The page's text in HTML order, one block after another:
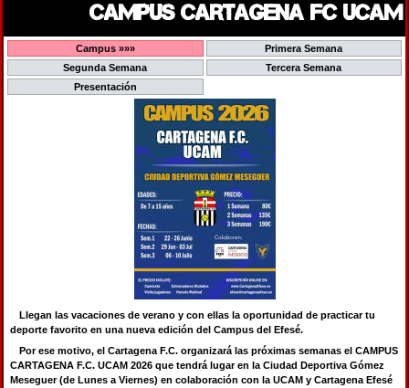
CAMPUS CARTAGENA FC UCAM
Campus »»»
Primera Semana
Segunda Semana
Tercera Semana
Presentación
Llegan las vacaciones de verano y con ellas la oportunidad de practicar tu
deporte favorito en una nueva edición del Campus del Efesé.
Por ese motivo, el Cartagena F.C. organizará las próximas semanas el CAMPUS
CARTAGENA F.C. UCAM 2026 que tendrá lugar en la Ciudad Deportiva Gómez
Meseguer (de Lunes a Viernes) en colaboración con la UCAM y Cartagena Efesé